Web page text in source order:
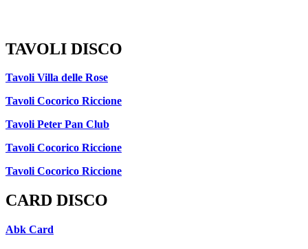
TAVOLI DISCO
Tavoli Villa delle Rose
Tavoli Cocorico Riccione
Tavoli Peter Pan Club
Tavoli Cocorico Riccione
Tavoli Cocorico Riccione
CARD DISCO
Abk Card